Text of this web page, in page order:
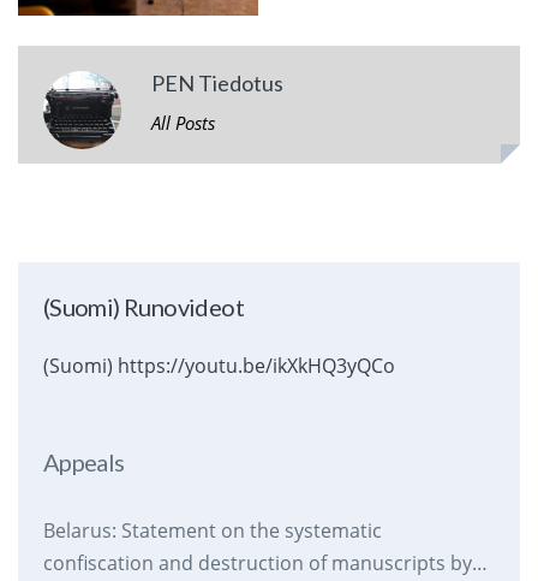
PEN Tiedotus
All Posts
(Suomi) Runovideot
(Suomi) https://youtu.be/ikXkHQ3yQCo
Appeals
Belarus: Statement on the systematic
confiscation and destruction of manuscripts by